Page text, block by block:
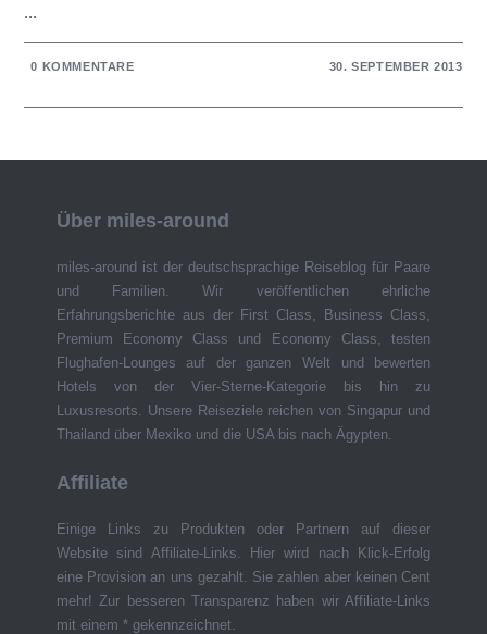
...
0 KOMMENTARE 30. SEPTEMBER 2013
Über miles-around
miles-around ist der deutschsprachige Reiseblog für Paare
und Familien. Wir veröffentlichen ehrliche
Erfahrungsberichte aus der First Class, Business Class,
Premium Economy Class und Economy Class, testen
Flughafen-Lounges auf der ganzen Welt und bewerten
Hotels von der Vier-Sterne-Kategorie bis hin zu
Luxusresorts. Unsere Reiseziele reichen von Singapur und
Thailand über Mexiko und die USA bis nach Ägypten.
Affiliate
Einige Links zu Produkten oder Partnern auf dieser
Website sind Affiliate-Links. Hier wird nach Klick-Erfolg
eine Provision an uns gezahlt. Sie zahlen aber keinen Cent
mehr! Zur besseren Transparenz haben wir Affiliate-Links
mit einem * gekennzeichnet.